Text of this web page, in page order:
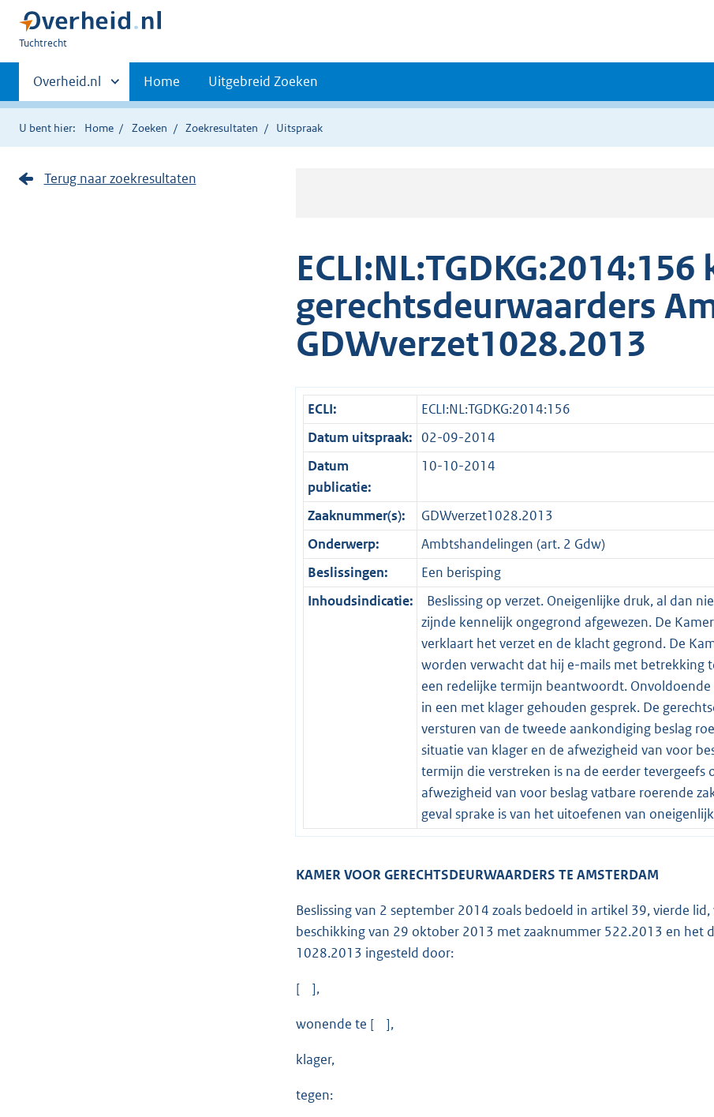
U
hier:
Tuchtrecht
Primaire
navigatie
Andere
sites
binnen
Overheid.nl Home Uitgebreid Zoeken
U bent hier: Home Zoeken Zoekresultaten Uitspraak
gerechtsdeurwaarders
GDWverzet1028.2013
ECLI:
ECLI:NL:TGDKG:2014:156
Datum uitspraak: 02-09-2014
Datum
publicatie:
10-10-2014
Zaaknummer(s):
GDWverzet1028.2013
Onderwerp:
Ambtshandelingen (art. 2 Gdw)
Beslissingen:
Een berisping
Inhoudsindicatie:
Beslissing op verzet. Oneigenlijke druk, al dan
zijnde kennelijk ongegrond afgewezen. De
verklaart het verzet en de klacht gegrond. De
worden verwacht dat hij e-mails met betrekking
een redelijke termijn beantwoordt.
in een met klager gehouden gesprek. De
versturen van de tweede aankondiging beslag
situatie van klager en de afwezigheid van voor
termijn die verstreken is na de eerder
afwezigheid van voor beslag vatbare roerende
geval sprake is van het uitoefenen van
KAMER VOOR GERECHTSDEURWAARDERS TE AMSTERDAM
Beslissing van 2 september 2014 zoals bedoeld in artikel 39, vierde
beschikking van 29 oktober 2013 met zaaknummer 522.2013 en het
1028.2013 ingesteld door:
[ ],
wonende te [ ],
klager,
tegen:
Terug naar zoekresultaten